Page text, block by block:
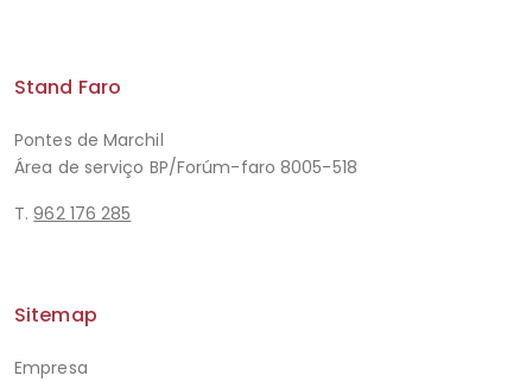
Stand Faro
Pontes de Marchil
Área de serviço BP/Forúm-faro 8005-518
T.962 176 285
Sitemap
Empresa